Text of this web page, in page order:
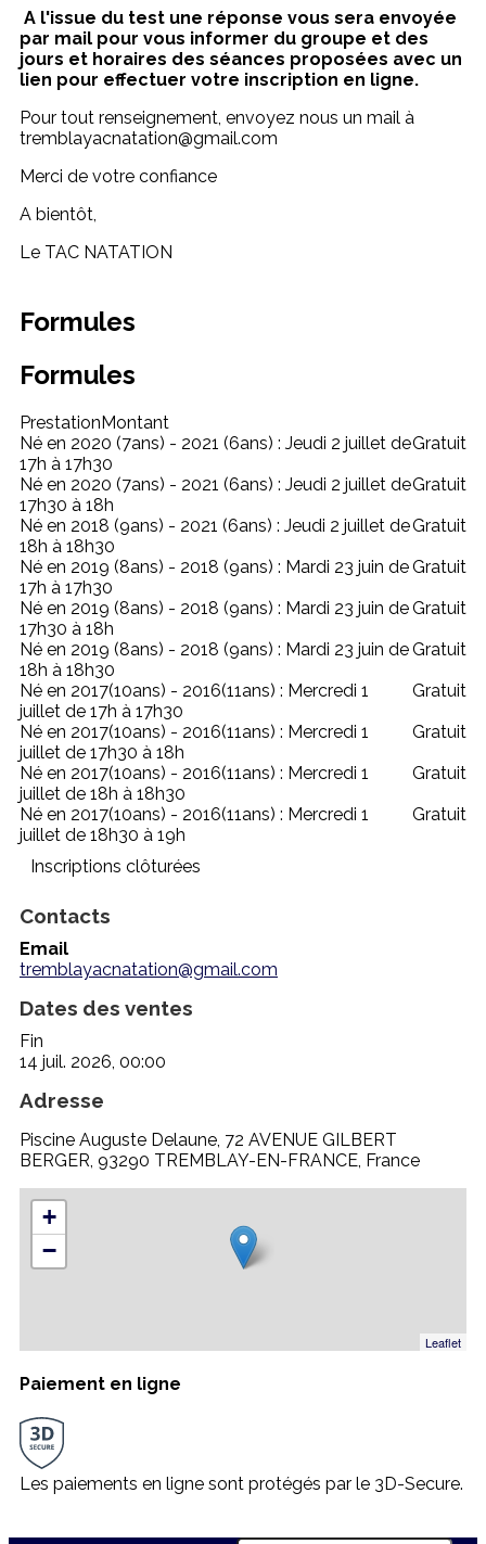
A l'issue du test une réponse vous sera envoyée
par mail pour vous informer du groupe et des
jours et horaires des séances proposées avec un
lien pour effectuer votre inscription en ligne.
Pour tout renseignement, envoyez nous un mail à
tremblayacnatation@gmail.com
Merci de votre confiance
A bientôt,
Le TAC NATATION
Formules
Formules
PrestationMontant
Né en 2020 (7ans) - 2021 (6ans) : Jeudi 2 juillet de
17h à 17h30
Gratuit
Né en 2020 (7ans) - 2021 (6ans) : Jeudi 2 juillet de
17h30 à 18h
Gratuit
Né en 2018 (9ans) - 2021 (6ans) : Jeudi 2 juillet de
18h à 18h30
Gratuit
Né en 2019 (8ans) - 2018 (9ans) : Mardi 23 juin de
17h à 17h30
Gratuit
Né en 2019 (8ans) - 2018 (9ans) : Mardi 23 juin de
17h30 à 18h
Gratuit
Né en 2019 (8ans) - 2018 (9ans) : Mardi 23 juin de
18h à 18h30
Gratuit
Né en 2017(10ans) - 2016(11ans) : Mercredi 1
juillet de 17h à 17h30
Gratuit
Né en 2017(10ans) - 2016(11ans) : Mercredi 1
juillet de 17h30 à 18h
Gratuit
Né en 2017(10ans) - 2016(11ans) : Mercredi 1
juillet de 18h à 18h30
Gratuit
Né en 2017(10ans) - 2016(11ans) : Mercredi 1
juillet de 18h30 à 19h
Gratuit
Inscriptions clôturées
Contacts
Email
tremblayacnatation@gmail.com
Dates des ventes
Fin
14 juil. 2026, 00:00
Adresse
Piscine Auguste Delaune, 72 AVENUE GILBERT
BERGER, 93290 TREMBLAY-EN-FRANCE, France
+
−
Leaflet
Paiement en ligne
Les paiements en ligne sont protégés par le 3D-Secure.